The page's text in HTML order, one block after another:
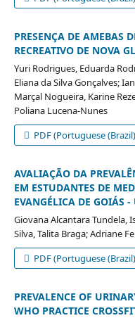
PRESENÇA DE AMEBAS
RECREATIVO DE NOVA
Yuri Rodrigues, Eduarda
Eliana da Silva Gonçalves;
Marçal Nogueira, Karine
Poliana Lucena-Nunes
PDF (Portuguese
AVALIAÇÃO DA
EM ESTUDANTES DE
EVANGÉLICA DE GOIÁS
Giovana Alcantara Tundela,
Silva, Talita Braga; Adriane
PDF (Portuguese
PREVALENCE OF
WHO PRACTICE